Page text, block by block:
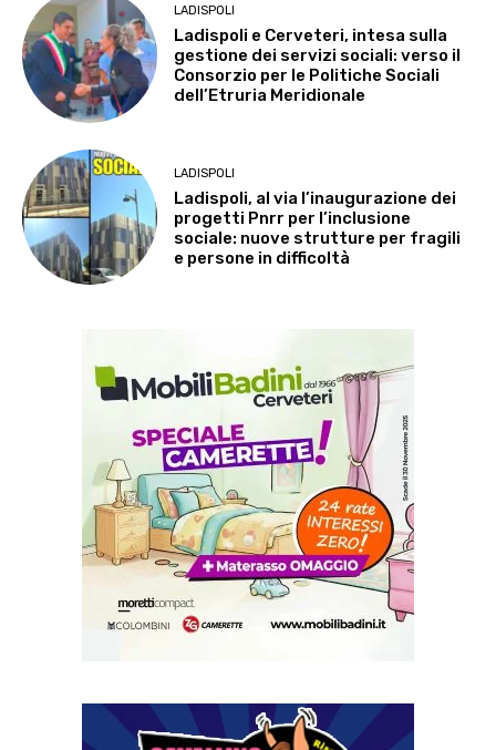
LADISPOLI
Ladispoli e Cerveteri, intesa sulla
gestione dei servizi sociali: verso il
Consorzio per le Politiche Sociali
dell’Etruria Meridionale
LADISPOLI
Ladispoli, al via l’inaugurazione dei
progetti Pnrr per l’inclusione
sociale: nuove strutture per fragili
e persone in difficoltà